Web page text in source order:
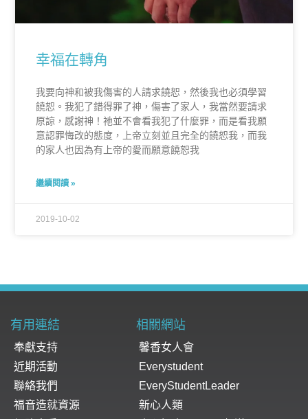
幸福在轉角
我要向神和被我傷害的人請求饒恕，然後我也必須學習
饒恕。我犯了錯得罪了神，傷害了家人，我當然要請求
原諒，感謝神！祂並不會看我犯了什麼罪，而是看我願
意認罪悔改的態度，上帝立刻並且完全的饒恕我，而我
的家人也因為有上帝的愛而願意饒恕我
繼續閱讀 »
2019-10-02
有用連結 相關網站
奉獻支持
近期活動
聯絡我們
福音造就資源
馨香女人會
Everystudent
EveryStudentLeader
新心人類